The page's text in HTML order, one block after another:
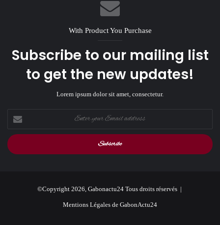
With Product You Purchase
Subscribe to our mailing list
to get the new updates!
Lorem ipsum dolor sit amet, consectetur.
your
Email
address
©Copyright 2026, Gabonactu24 Tous droits réservés |
Mentions Légales de GabonActu24